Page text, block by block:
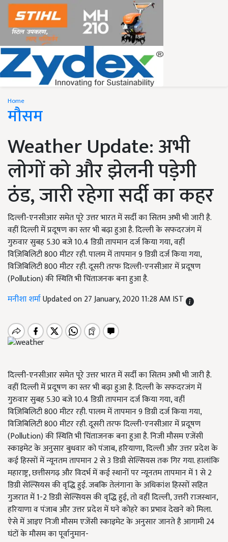
Home
मौसम
Weather Update: अभी
लोगों को और झेलनी पड़ेगी
ठंड, जारी रहेगा सर्दी का कहर
दिल्ली-एनसीआर समेत पूरे उत्तर भारत में सर्दी का सितम अभी भी जारी है.
वहीं दिल्ली में प्रदूषण का स्तर भी बढ़ा हुआ है. दिल्ली के सफदरजंग में
गुरुवार सुबह 5.30 बजे 10.4 डिग्री तापमान दर्ज किया गया, वहीं
विज़िबिलिटी 800 मीटर रही. पालम में तापमान 9 डिग्री दर्ज किया गया,
विजिबिलिटी 800 मीटर रही. दूसरी तरफ दिल्ली-एनसीआर में प्रदूषण
(Pollution) की स्थिति भी चिंताजनक बना हुआ है.
मनीशा शर्माUpdated on 27 January, 2020 11:28 AM IST
दिल्ली-एनसीआर समेत पूरे उत्तर भारत में सर्दी का सितम अभी भी जारी है.
वहीं दिल्ली में प्रदूषण का स्तर भी बढ़ा हुआ है. दिल्ली के सफदरजंग में
गुरुवार सुबह 5.30 बजे 10.4 डिग्री तापमान दर्ज किया गया, वहीं
विज़िबिलिटी 800 मीटर रही. पालम में तापमान 9 डिग्री दर्ज किया गया,
विजिबिलिटी 800 मीटर रही. दूसरी तरफ दिल्ली-एनसीआर में प्रदूषण
(Pollution) की स्थिति भी चिंताजनक बना हुआ है. निजी मौसम एजेंसी
स्काइमेट के अनुसार बुधवार को पंजाब, हरियाणा, दिल्ली और उत्तर प्रदेश के
कई हिस्सों में न्यूनतम तापमान 2 से 3 डिग्री सेल्सियस तक गिर गया. हालांकि
महाराष्ट्र, छत्तीसगढ़ और विदर्भ में कई स्थानों पर न्यूनतम तापमान में 1 से 2
डिग्री सेल्सियस की वृद्धि हुई. जबकि तेलंगाना के अधिकांश हिस्सों सहित
गुजरात में 1-2 डिग्री सेल्सियस की वृद्धि हुई, तो वहीं दिल्ली, उत्तरी राजस्थान,
हरियाणा व पंजाब और उत्तर प्रदेश में घने कोहरे का प्रभाव देखने को मिला.
ऐसे में आइए निजी मौसम एजेंसी स्काइमेट के अनुसार जानते है आगामी 24
घंटों के मौसम का पूर्वानुमान-